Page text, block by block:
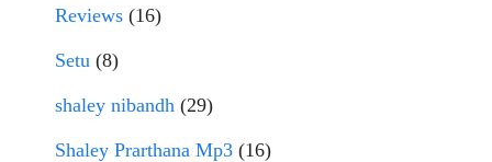
Reviews (16)
Setu (8)
shaley nibandh (29)
Shaley Prarthana Mp3 (16)